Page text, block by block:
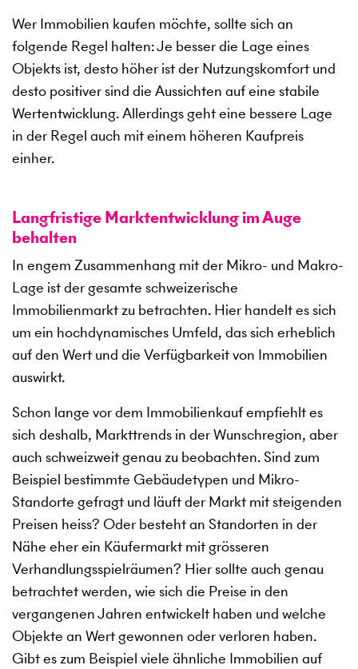
Wer Immobilien kaufen möchte, sollte sich an
folgende Regel halten: Je besser die Lage eines
Objekts ist, desto höher ist der Nutzungskomfort und
desto positiver sind die Aussichten auf eine stabile
Wertentwicklung. Allerdings geht eine bessere Lage
in der Regel auch mit einem höheren Kaufpreis
einher.
Langfristige Marktentwicklung im Auge
behalten
In engem Zusammenhang mit der Mikro- und Makro-
Lage ist der gesamte schweizerische
Immobilienmarkt zu betrachten. Hier handelt es sich
um ein hochdynamisches Umfeld, das sich erheblich
auf den Wert und die Verfügbarkeit von Immobilien
auswirkt.
Schon lange vor dem Immobilienkauf empfiehlt es
sich deshalb, Markttrends in der Wunschregion, aber
auch schweizweit genau zu beobachten. Sind zum
Beispiel bestimmte Gebäudetypen und Mikro-
Standorte gefragt und läuft der Markt mit steigenden
Preisen heiss? Oder besteht an Standorten in der
Nähe eher ein Käufermarkt mit grösseren
Verhandlungsspielräumen? Hier sollte auch genau
betrachtet werden, wie sich die Preise in den
vergangenen Jahren entwickelt haben und welche
Objekte an Wert gewonnen oder verloren haben.
Gibt es zum Beispiel viele ähnliche Immobilien auf